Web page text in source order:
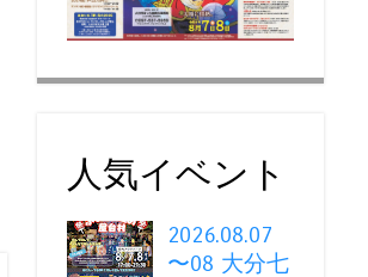
人気イベント
2026.08.07
〜08 大分七